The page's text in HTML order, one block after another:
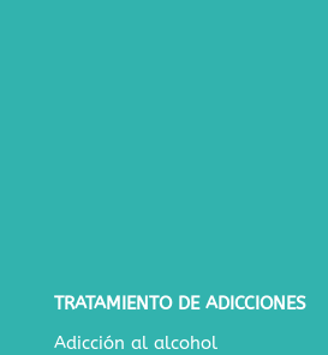
TRATAMIENTO DE ADICCIONES
Adicción al alcohol